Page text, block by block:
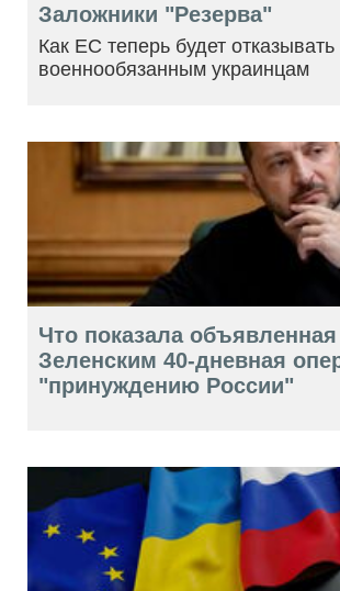
Заложники "Резерва"
Как ЕС теперь будет
военнообязанным украинцам
Что показала объявленная
Зеленским 40-дневная
"принуждению России"